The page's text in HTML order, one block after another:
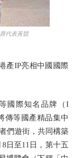
代表黃競
IP亮相中國國際
際知名品牌（I
傳等國產精品集中
們遊街，共同構築
日至11日，第十五